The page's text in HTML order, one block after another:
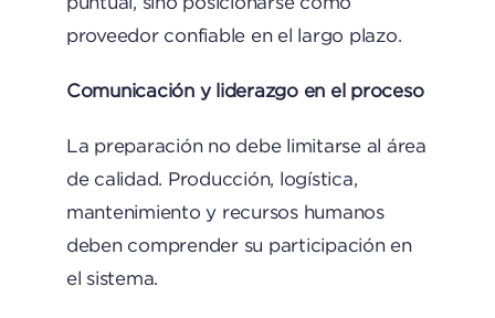
proveedor confiable en el largo plazo.
Comunicación y liderazgo en el proceso
La preparación no debe limitarse al área
de calidad. Producción, logística,
mantenimiento y recursos humanos
deben comprender su participación en
el sistema.